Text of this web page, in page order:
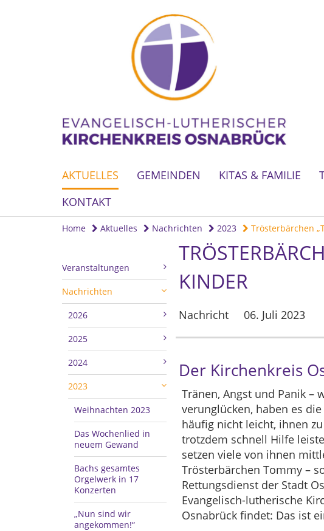
AKTUELLES GEMEINDEN KITAS & FAMILIE
KONTAKT
Home Aktuelles Nachrichten 2023 Trösterbärchen
Veranstaltungen
Nachrichten
2026
2025
2024
2023
Weihnachten 2023
Das Wochenlied in
neuem Gewand
Bachs gesamtes
Orgelwerk in 17
Konzerten
„Nun sind wir
angekommen!“
KINDER
Nachricht 06. Juli 2023
Der Kirchenkreis
Tränen, Angst und Panik –
verunglücken, haben es
häufig nicht leicht, ihnen
trotzdem schnell Hilfe
setzen viele von ihnen
Trösterbärchen Tommy –
Rettungsdienst der Stadt
Evangelisch-lutherische
Osnabrück findet: Das ist